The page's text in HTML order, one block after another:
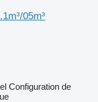
05m³
Configuration de